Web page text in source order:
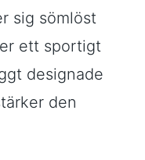
sig sömlöst
ett sportigt
designade
den